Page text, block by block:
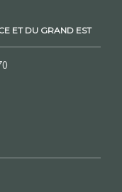
ET DU GRAND EST